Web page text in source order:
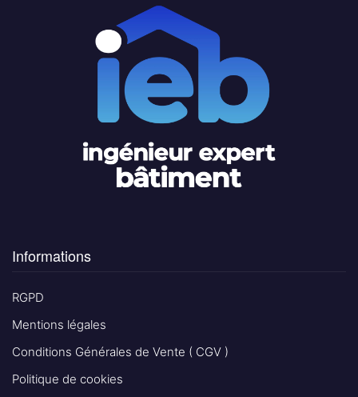
Informations
RGPD
Mentions légales
Conditions Générales de Vente ( CGV )
Politique de cookies